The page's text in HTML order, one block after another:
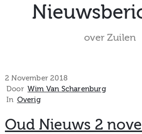
Activiteiten
over Zuilen
2 November 2018
Door Wim Van Scharenburg
In Overig
Oud Nieuws 2